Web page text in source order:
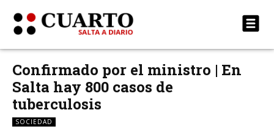
Confirmado por el ministro | En
Salta hay 800 casos de
tuberculosis
SOCIEDAD